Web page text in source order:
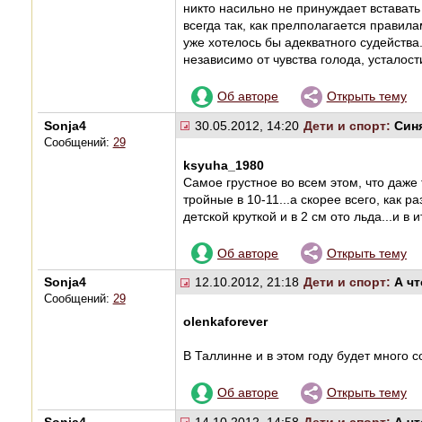
никто насильно не принуждает
всегда так, как прелполагается
уже хотелось бы адекватного
независимо от чувства голода,
Об авторе Открыть тему
Sonja4
Сообщений: 29
30.05.2012, 14:20 Дети и спорт:
ksyuha_1980
Самое грустное во всем этом, что
тройные в 10-11...а скорее всего, как
детской круткой и в 2 см ото льда...и в
Об авторе Открыть тему
Sonja4
Сообщений: 29
12.10.2012, 21:18 Дети и спорт:А
olenkaforever
В Таллинне и в этом году будет много
Об авторе Открыть тему